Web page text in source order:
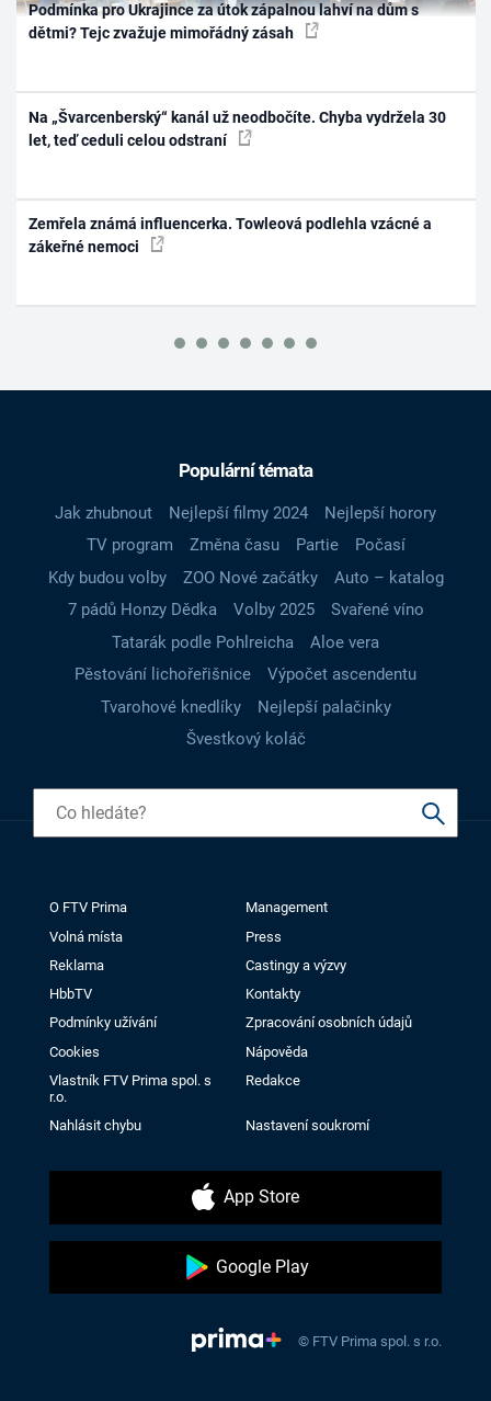
Podmínka pro Ukrajince za útok zápalnou lahví na dům s
dětmi? Tejc zvažuje mimořádný zásah
Na „Švarcenberský“ kanál už neodbočíte. Chyba vydržela 30
let, teď ceduli celou odstraní
Zemřela známá influencerka. Towleová podlehla vzácné a
zákeřné nemoci
Populární témata
Jak zhubnout Nejlepší filmy 2024
Nejlepší horory
TV program
Změna času Partie
Počasí
Kdy budou volby
ZOO Nové začátky
Auto – katalog
7 pádů Honzy Dědka
Volby 2025
Svařené víno
Tatarák podle Pohlreicha
Aloe vera
Pěstování lichořeřišnice
Výpočet ascendentu
Tvarohové knedlíky
Nejlepší palačinky
Švestkový koláč
O FTV Prima
Management
Volná místa
Press
Reklama
Castingy a výzvy
HbbTV
Kontakty
Podmínky užívání
Zpracování osobních údajů
Cookies
Nápověda
Vlastník FTV Prima spol. s
r.o.
Redakce
Nahlásit chybu Nastavení soukromí
App Store
Google Play
© FTV Prima spol. s r.o.